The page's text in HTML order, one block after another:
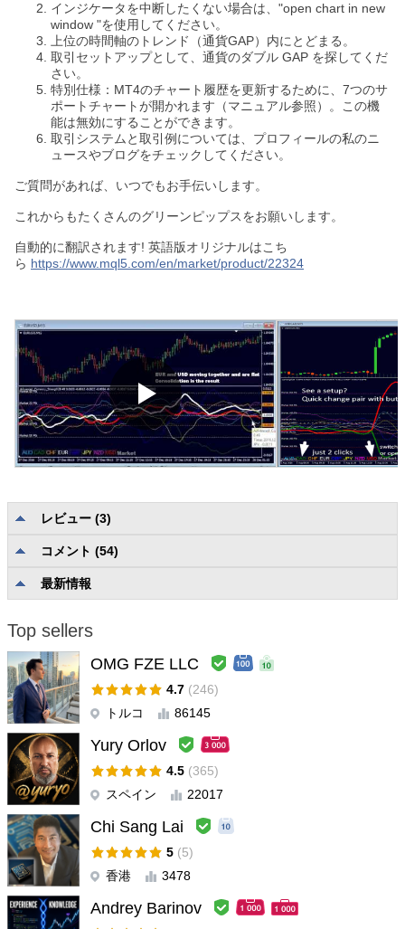
インジケータを中断したくない場合は、"open chart in new
window "を使用してください。
上位の時間軸のトレンド（通貨GAP）内にとどまる。
取引セットアップとして、通貨のダブル GAP を探してくだ
さい。
特別仕様：MT4のチャート履歴を更新するために、7つのサ
ポートチャートが開かれます（マニュアル参照）。この機
能は無効にすることができます。
取引システムと取引例については、プロフィールの私のニ
ュースやブログをチェックしてください。
ご質問があれば、いつでもお手伝いします。
これからもたくさんのグリーンピップスをお願いします。
自動的に翻訳されます! 英語版オリジナルはこち
ら https://www.mql5.com/en/market/product/22324
レビュー (3)
説明の品質と完全性
信頼性と使いやすさ
sivorobertgmailcom
Over the years I migrated to different platforms (Tradestation,
Multicharts, Ninjatrader8 and MT5) for which I purchased
proprietary Currency Strength Indicators (CS). A CS-Indicator
emphasizes to take on trades between the strongest and
weakest Currencies. And yet I found myself too often on the
wrong side of the trade (primarily caused by prematurely
entering trades, or by holding on too long on a profitable trade
that transitioned in a losing trade). Compared to my experience
with Regular CS-Indicators, the Advanced Currency Strength28
Indicator (ACS28) elevated my trading to a whole other level.
The ACS28 is the only Currency Strength Indicator with
embedded Dynamic Fib Lines. The information provided by
these Fib Lines tell me (1) whether it is safe to enter a trade (2)
to stay in a trade (3) to exit a trade or (4) to stay out of the
コメント (54)
最新情報
Top sellers
OMG FZE LLC
4.7 (246)
トルコ
86145
Yury Orlov
4.5 (365)
スペイン
22017
Chi Sang Lai
5 (5)
香港
3478
Andrey Barinov